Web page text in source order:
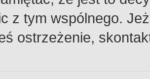
z tym wspólnego.
ostrzeżenie,